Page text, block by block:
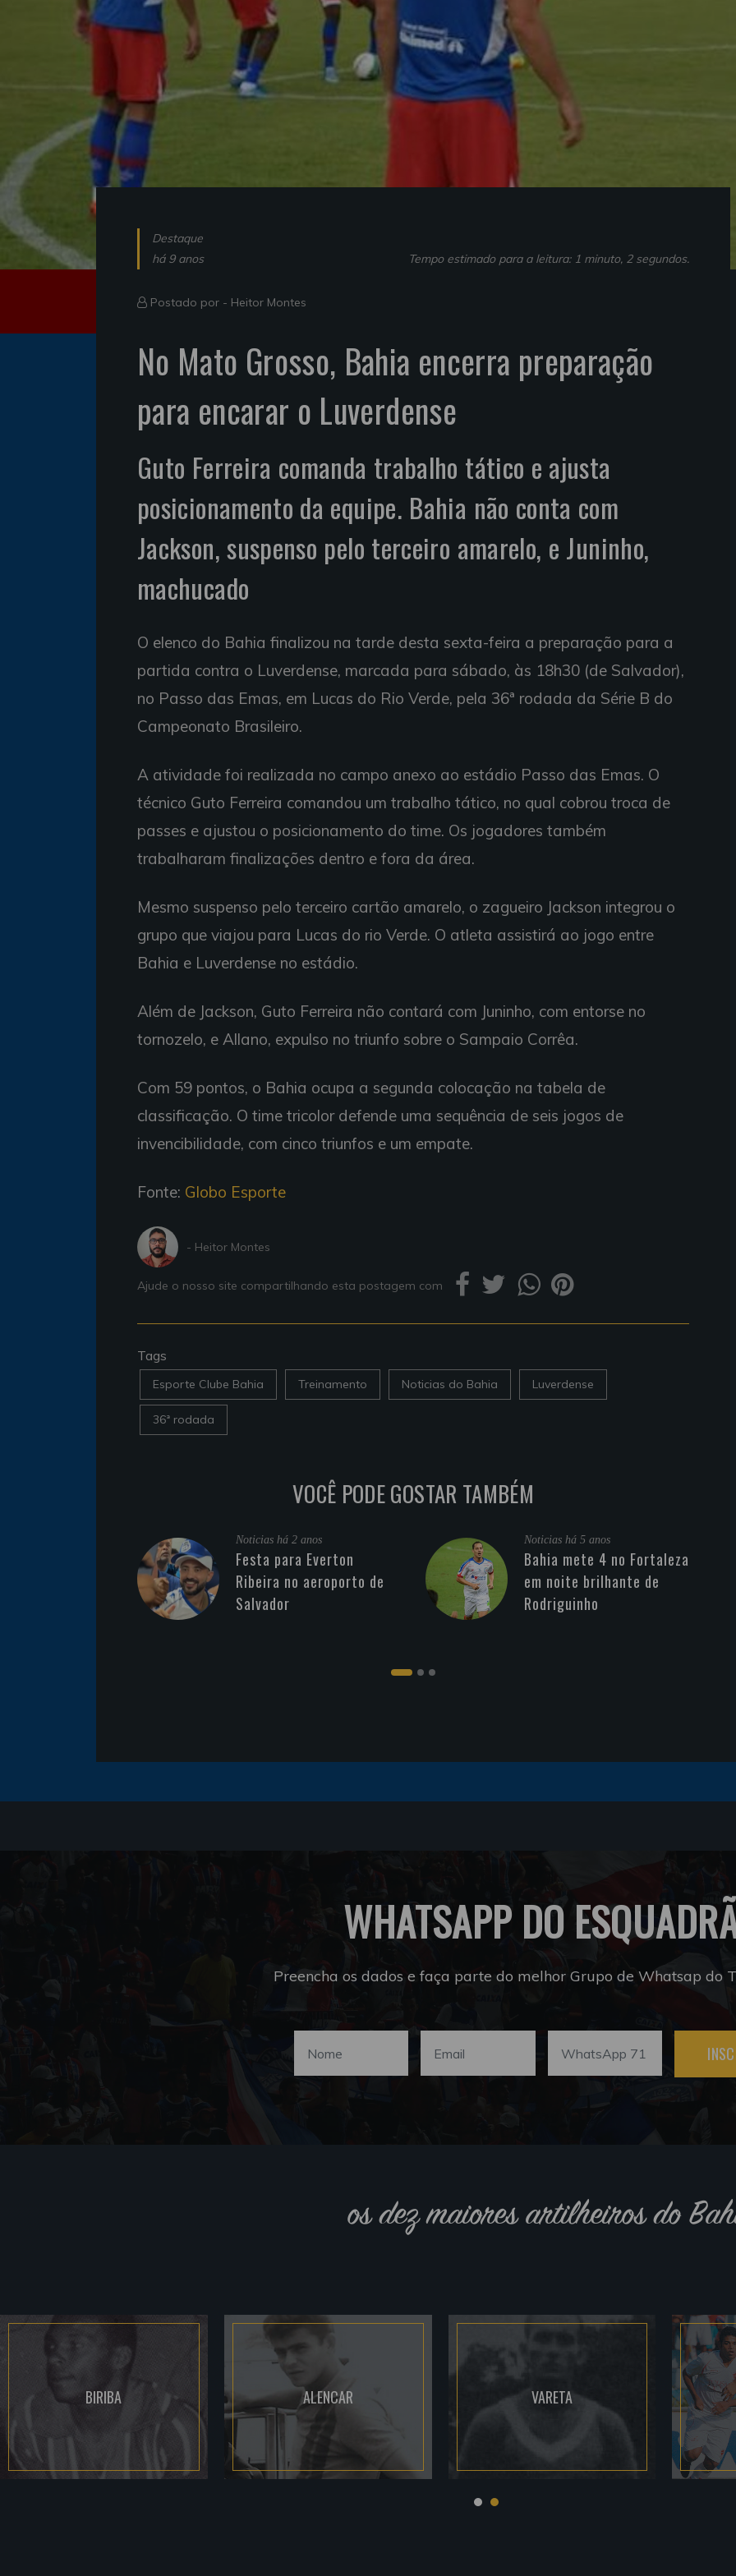
Destaque
há 9 anos
Tempo estimado para a leitura: 1 minuto, 2 segundos.
Postado por - Heitor Montes
No Mato Grosso, Bahia encerra preparação
para encarar o Luverdense
Guto Ferreira comanda trabalho tático e ajusta
posicionamento da equipe. Bahia não conta com
Jackson, suspenso pelo terceiro amarelo, e Juninho,
machucado
O elenco do Bahia finalizou na tarde desta sexta-feira a preparação para a
partida contra o Luverdense, marcada para sábado, às 18h30 (de Salvador),
no Passo das Emas, em Lucas do Rio Verde, pela 36ª rodada da Série B do
Campeonato Brasileiro.
A atividade foi realizada no campo anexo ao estádio Passo das Emas. O
técnico Guto Ferreira comandou um trabalho tático, no qual cobrou troca de
passes e ajustou o posicionamento do time. Os jogadores também
trabalharam finalizações dentro e fora da área.
Mesmo suspenso pelo terceiro cartão amarelo, o zagueiro Jackson integrou o
grupo que viajou para Lucas do rio Verde. O atleta assistirá ao jogo entre
Bahia e Luverdense no estádio.
Além de Jackson, Guto Ferreira não contará com Juninho, com entorse no
tornozelo, e Allano, expulso no triunfo sobre o Sampaio Corrêa.
Com 59 pontos, o Bahia ocupa a segunda colocação na tabela de
classificação. O time tricolor defende uma sequência de seis jogos de
invencibilidade, com cinco triunfos e um empate.
Fonte: Globo Esporte
- Heitor Montes
Ajude o nosso site compartilhando esta postagem com
Tags
Esporte Clube Bahia Treinamento Noticias do Bahia Luverdense
36ª rodada
VOCÊ PODE GOSTAR TAMBÉM
Noticias há 2 anos
Festa para Everton
Ribeira no aeroporto de
Salvador
Noticias há 5 anos
Bahia mete 4 no Fortaleza
em noite brilhante de
Rodriguinho
WHATSAPP DO
Preencha os dados e faça parte do melhor Grupo de Whatsap do
os dez maiores artilheiros do
BIRIBA ALENCAR VARETA